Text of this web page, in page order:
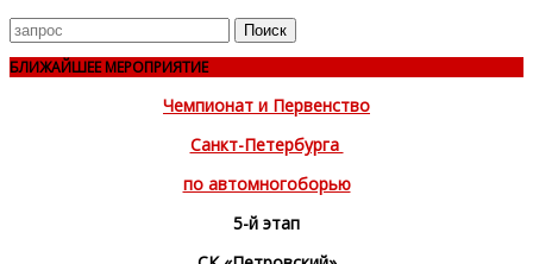
Поиск
для
БЛИЖАЙШЕЕ МЕРОПРИЯТИЕ
Чемпионат и Первенство
Санкт-Петербурга
по автомногоборью
5-й этап